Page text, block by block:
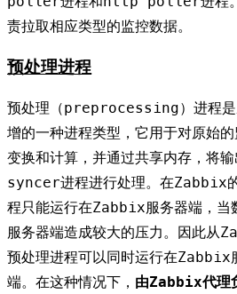
责拉取相应类型的监控数据。
预处理进程
预处理（preprocessing）进程
增的一种进程类型，它用于对原始
变换和计算，并通过共享内存，
syncer进程进行处理。在Zabbix
程只能运行在Zabbix服务器端，
服务器端造成较大的压力。因此从
预处理进程可以同时运行在
端。在这种情况下， 由Zabbix代理